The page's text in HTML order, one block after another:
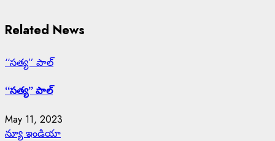
Related News
‘‘సత్య’’ పాల్
‘‘సత్య’’ పాల్
May 11, 2023
న్యూ ఇండియా